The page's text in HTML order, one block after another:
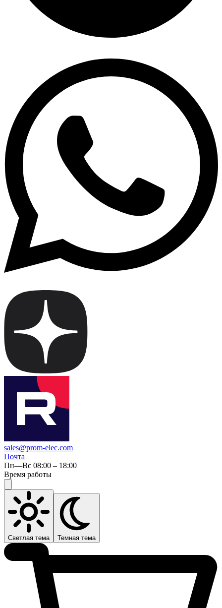
sales@prom-elec.com
Почта
Пн—Вс 08:00 – 18:00
Время работы
Светлая тема Темная тема